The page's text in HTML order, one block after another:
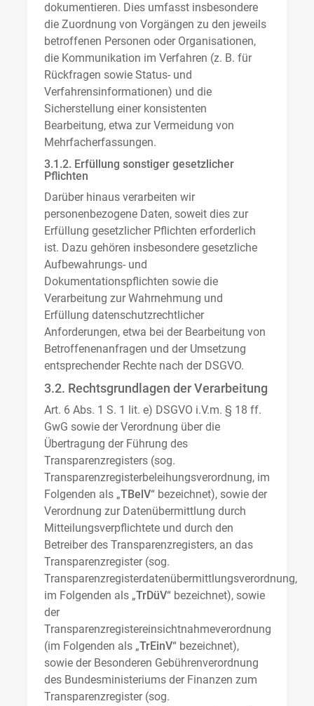
dokumentieren. Dies umfasst insbesondere
die Zuordnung von Vorgängen zu den jeweils
betroffenen Personen oder Organisationen,
die Kommunikation im Verfahren (z. B. für
Rückfragen sowie Status- und
Verfahrensinformationen) und die
Sicherstellung einer konsistenten
Bearbeitung, etwa zur Vermeidung von
Mehrfacherfassungen.
3.1.2. Erfüllung sonstiger gesetzlicher
Pflichten
Darüber hinaus verarbeiten wir
personenbezogene Daten, soweit dies zur
Erfüllung gesetzlicher Pflichten erforderlich
ist. Dazu gehören insbesondere gesetzliche
Aufbewahrungs- und
Dokumentationspflichten sowie die
Verarbeitung zur Wahrnehmung und
Erfüllung datenschutzrechtlicher
Anforderungen, etwa bei der Bearbeitung von
Betroffenenanfragen und der Umsetzung
entsprechender Rechte nach der DSGVO.
3.2. Rechtsgrundlagen der Verarbeitung
Art. 6 Abs. 1 S. 1 lit. e) DSGVO i.V.m. § 18 ff.
GwG sowie der Verordnung über die
Übertragung der Führung des
Transparenzregisters (sog.
Transparenzregisterbeleihungsverordnung, im
Folgenden als „TBelV“ bezeichnet), sowie der
Verordnung zur Datenübermittlung durch
Mitteilungsverpflichtete und durch den
Betreiber des Transparenzregisters, an das
Transparenzregister (sog.
Transparenzregisterdatenübermittlungsverordnung,
im Folgenden als „TrDüV“ bezeichnet), sowie
der
Transparenzregistereinsichtnahmeverordnung
(im Folgenden als „TrEinV“ bezeichnet),
sowie der Besonderen Gebührenverordnung
des Bundesministeriums der Finanzen zum
Transparenzregister (sog.